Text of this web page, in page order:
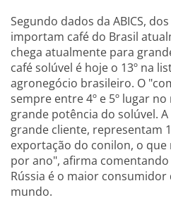
Segundo dados da ABICS,
importam café do Brasil
chega atualmente para
café solúvel é hoje o 13º na
agronegócio brasileiro. O
sempre entre 4º e 5º lugar
grande potência do solúvel.
grande cliente, representam
exportação do conilon, o que
por ano", afirma
Rússia é o maior consumidor
mundo.